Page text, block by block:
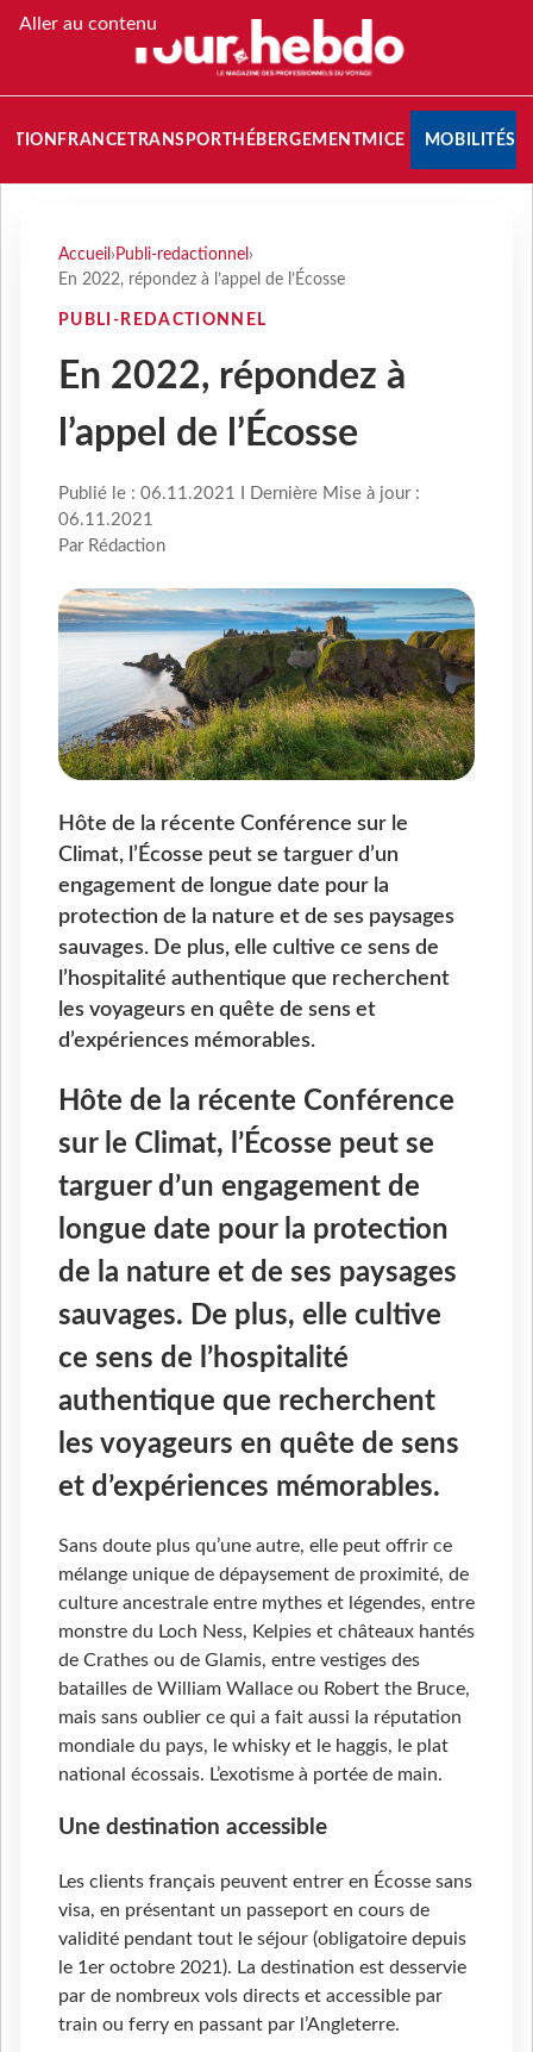
Aller au contenu
FRANCETRANSPORT HÉBERGEMENTMICE MOBILITÉS
Accueil › Publi-redactionnel ›
En 2022, répondez à l’appel de l’Écosse
PUBLI-REDACTIONNEL
En 2022, répondez à
l’appel de l’Écosse
Publié le : 06.11.2021 I Dernière Mise à jour :
06.11.2021
Par Rédaction
Hôte de la récente Conférence sur le
Climat, l’Écosse peut se targuer d’un
engagement de longue date pour la
protection de la nature et de ses paysages
sauvages. De plus, elle cultive ce sens de
l’hospitalité authentique que recherchent
les voyageurs en quête de sens et
d’expériences mémorables.
Hôte de la récente Conférence
sur le Climat, l’Écosse peut se
targuer d’un engagement de
longue date pour la protection
de la nature et de ses paysages
sauvages. De plus, elle cultive
ce sens de l’hospitalité
authentique que recherchent
les voyageurs en quête de sens
et d’expériences mémorables.
Sans doute plus qu’une autre, elle peut offrir ce
mélange unique de dépaysement de proximité, de
culture ancestrale entre mythes et légendes, entre
monstre du Loch Ness, Kelpies et châteaux hantés
de Crathes ou de Glamis, entre vestiges des
batailles de William Wallace ou Robert the Bruce,
mais sans oublier ce qui a fait aussi la réputation
mondiale du pays, le whisky et le haggis, le plat
national écossais. L’exotisme à portée de main.
Une destination accessible
Les clients français peuvent entrer en Écosse sans
visa, en présentant un passeport en cours de
validité pendant tout le séjour (obligatoire depuis
le 1er octobre 2021). La destination est desservie
par de nombreux vols directs et accessible par
train ou ferry en passant par l’Angleterre.